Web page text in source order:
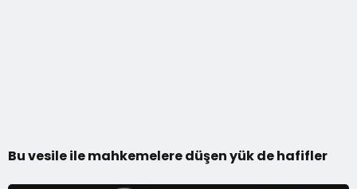
Bu vesile ile mahkemelere düşen yük de hafifler